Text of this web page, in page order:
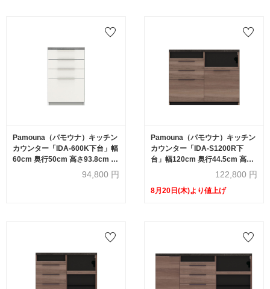
Pamouna（パモウナ）キッチン
カウンター「IDA-600K下台」幅
60cm 奥行50cm 高さ93.8cm ハ
94,800 円
Pamouna（パモウナ）キッチン
カウンター「IDA-S1200R下
台」幅120cm 奥行44.5cm 高さ
93.8cm ハイカウンター 家電収
122,800 円
8月20日(木)より値上げ